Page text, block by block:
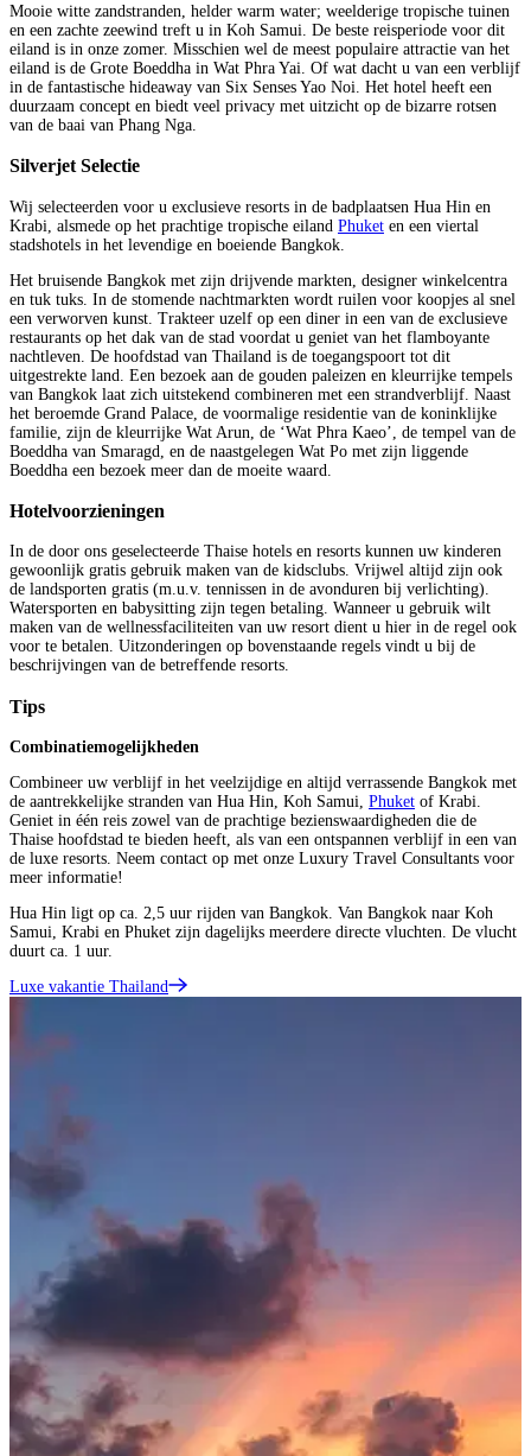
Mooie witte zandstranden, helder warm water; weelderige tropische tuinen
en een zachte zeewind treft u in Koh Samui. De beste reisperiode voor dit
eiland is in onze zomer. Misschien wel de meest populaire attractie van het
eiland is de Grote Boeddha in Wat Phra Yai. Of wat dacht u van een verblijf
in de fantastische hideaway van Six Senses Yao Noi. Het hotel heeft een
duurzaam concept en biedt veel privacy met uitzicht op de bizarre rotsen
van de baai van Phang Nga.
Silverjet Selectie
Wij selecteerden voor u exclusieve resorts in de badplaatsen Hua Hin en
Krabi, alsmede op het prachtige tropische eiland Phuket en een viertal
stadshotels in het levendige en boeiende Bangkok.
Het bruisende Bangkok met zijn drijvende markten, designer winkelcentra
en tuk tuks. In de stomende nachtmarkten wordt ruilen voor koopjes al snel
een verworven kunst. Trakteer uzelf op een diner in een van de exclusieve
restaurants op het dak van de stad voordat u geniet van het flamboyante
nachtleven. De hoofdstad van Thailand is de toegangspoort tot dit
uitgestrekte land. Een bezoek aan de gouden paleizen en kleurrijke tempels
van Bangkok laat zich uitstekend combineren met een strandverblijf. Naast
het beroemde Grand Palace, de voormalige residentie van de koninklijke
familie, zijn de kleurrijke Wat Arun, de ‘Wat Phra Kaeo’, de tempel van de
Boeddha van Smaragd, en de naastgelegen Wat Po met zijn liggende
Boeddha een bezoek meer dan de moeite waard.
Hotelvoorzieningen
In de door ons geselecteerde Thaise hotels en resorts kunnen uw kinderen
gewoonlijk gratis gebruik maken van de kidsclubs. Vrijwel altijd zijn ook
de landsporten gratis (m.u.v. tennissen in de avonduren bij verlichting).
Watersporten en babysitting zijn tegen betaling. Wanneer u gebruik wilt
maken van de wellnessfaciliteiten van uw resort dient u hier in de regel ook
voor te betalen. Uitzonderingen op bovenstaande regels vindt u bij de
beschrijvingen van de betreffende resorts.
Tips
Combinatiemogelijkheden
Combineer uw verblijf in het veelzijdige en altijd verrassende Bangkok met
de aantrekkelijke stranden van Hua Hin, Koh Samui, Phuket of Krabi.
Geniet in één reis zowel van de prachtige bezienswaardigheden die de
Thaise hoofdstad te bieden heeft, als van een ontspannen verblijf in een van
de luxe resorts. Neem contact op met onze Luxury Travel Consultants voor
meer informatie!
Hua Hin ligt op ca. 2,5 uur rijden van Bangkok. Van Bangkok naar Koh
Samui, Krabi en Phuket zijn dagelijks meerdere directe vluchten. De vlucht
duurt ca. 1 uur.
Luxe vakantie Thailand